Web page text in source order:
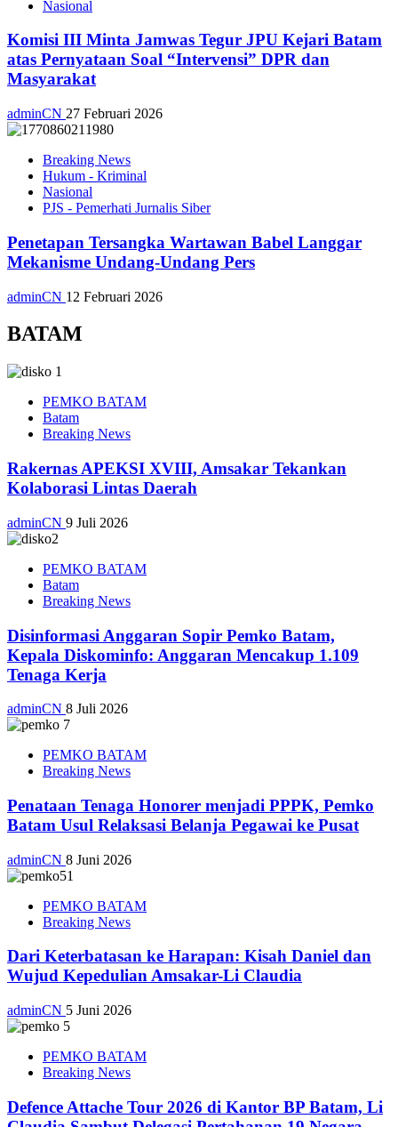
Nasional
Komisi III Minta Jamwas Tegur JPU Kejari Batam
atas Pernyataan Soal “Intervensi” DPR dan
Masyarakat
adminCN 27 Februari 2026
Breaking News
Hukum - Kriminal
Nasional
PJS - Pemerhati Jurnalis Siber
Penetapan Tersangka Wartawan Babel Langgar
Mekanisme Undang-Undang Pers
adminCN 12 Februari 2026
BATAM
PEMKO BATAM
Batam
Breaking News
Rakernas APEKSI XVIII, Amsakar Tekankan
Kolaborasi Lintas Daerah
adminCN 9 Juli 2026
PEMKO BATAM
Batam
Breaking News
Disinformasi Anggaran Sopir Pemko Batam,
Kepala Diskominfo: Anggaran Mencakup 1.109
Tenaga Kerja
adminCN 8 Juli 2026
PEMKO BATAM
Breaking News
Penataan Tenaga Honorer menjadi PPPK, Pemko
Batam Usul Relaksasi Belanja Pegawai ke Pusat
adminCN 8 Juni 2026
PEMKO BATAM
Breaking News
Dari Keterbatasan ke Harapan: Kisah Daniel dan
Wujud Kepedulian Amsakar-Li Claudia
adminCN 5 Juni 2026
PEMKO BATAM
Breaking News
Defence Attache Tour 2026 di Kantor BP Batam, Li